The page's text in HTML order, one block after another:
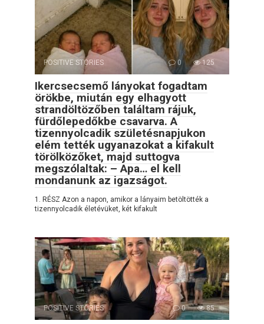
POSITIVE STORIES 0 125
Ikercsecsemő lányokat fogadtam
örökbe, miután egy elhagyott
strandöltözőben találtam rájuk,
fürdőlepedőkbe csavarva. A
tizennyolcadik születésnapjukon
elém tették ugyanazokat a kifakult
törölközőket, majd suttogva
megszólaltak: – Apa… el kell
mondanunk az igazságot.
1. RÉSZ Azon a napon, amikor a lányaim betöltötték a
tizennyolcadik életévüket, két kifakult
POSITIVE STORIES 0 85